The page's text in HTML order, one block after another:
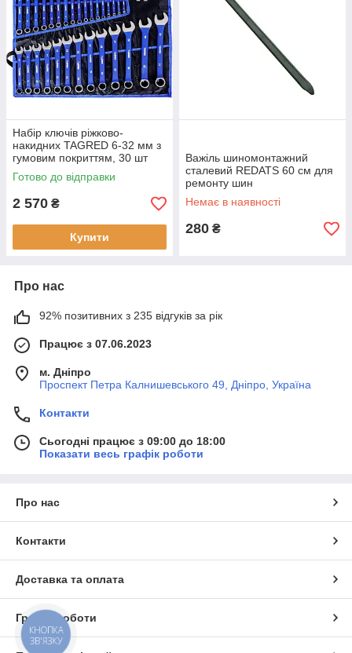
Набір ключів ріжково-
накидних TAGRED 6-32 мм з
гумовим покриттям, 30 шт
Готово до відправки
2 570 ₴
Купити
Важіль шиномонтажний
сталевий REDATS 60 см для
ремонту шин
Немає в наявності
280 ₴
Про нас
92% позитивних з 235 відгуків за рік
Працює з 07.06.2023
м. Дніпро
Проспект Петра Калнишевського 49, Дніпро, Україна
Контакти
Сьогодні працює з 09:00 до 18:00
Показати весь графік роботи
Про нас
Контакти
Доставка та оплата
Графік роботи
КНОПКА
ЗВ'ЯЗКУ